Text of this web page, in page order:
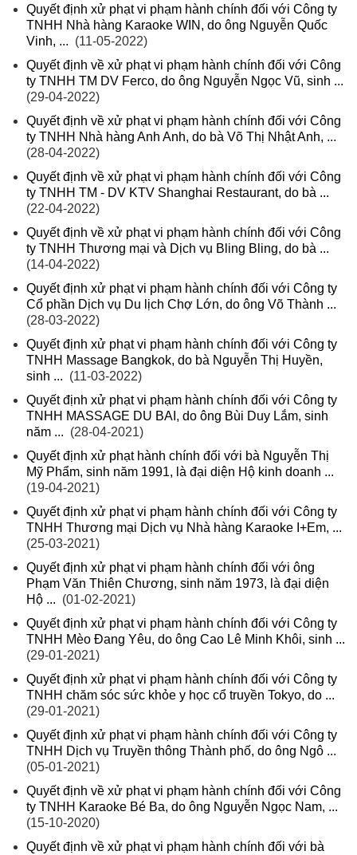
Quyết định xử phạt vi phạm hành chính đối với Công ty
TNHH Nhà hàng Karaoke WIN, do ông Nguyễn Quốc
Vinh, ... (11-05-2022)
Quyết định về xử phạt vi phạm hành chính đối với Công
ty TNHH TM DV Ferco, do ông Nguyễn Ngọc Vũ, sinh ...
(29-04-2022)
Quyết định về xử phạt vi phạm hành chính đối với Công
ty TNHH Nhà hàng Anh Anh, do bà Võ Thị Nhật Anh, ...
(28-04-2022)
Quyết định về xử phạt vi phạm hành chính đối với Công
ty TNHH TM - DV KTV Shanghai Restaurant, do bà ...
(22-04-2022)
Quyết định về xử phạt vi phạm hành chính đối với Công
ty TNHH Thương mại và Dịch vụ Bling Bling, do bà ...
(14-04-2022)
Quyết định xử phạt vi phạm hành chính đối với Công ty
Cổ phần Dịch vụ Du lịch Chợ Lớn, do ông Võ Thành ...
(28-03-2022)
Quyết định xử phạt vi phạm hành chính đối với Công ty
TNHH Massage Bangkok, do bà Nguyễn Thị Huyền,
sinh ... (11-03-2022)
Quyết định xử phạt vi phạm hành chính đối với Công ty
TNHH MASSAGE DU BAI, do ông Bùi Duy Lắm, sinh
năm ... (28-04-2021)
Quyết định xử phạt hành chính đối với bà Nguyễn Thị
Mỹ Phẩm, sinh năm 1991, là đại diện Hộ kinh doanh ...
(19-04-2021)
Quyết định xử phạt vi phạm hành chính đối với Công ty
TNHH Thương mại Dịch vụ Nhà hàng Karaoke I+Em, ...
(25-03-2021)
Quyết định xử phạt vi phạm hành chính đối với ông
Phạm Văn Thiên Chương, sinh năm 1973, là đại diện
Hộ ... (01-02-2021)
Quyết định xử phạt vi phạm hành chính đối với Công ty
TNHH Mèo Đang Yêu, do ông Cao Lê Minh Khôi, sinh ...
(29-01-2021)
Quyết định xử phạt vi phạm hành chính đối với Công ty
TNHH chăm sóc sức khỏe y học cổ truyền Tokyo, do ...
(29-01-2021)
Quyết định xử phạt vi phạm hành chính đối với Công ty
TNHH Dịch vụ Truyền thông Thành phố, do ông Ngô ...
(05-01-2021)
Quyết định về xử phạt vi phạm hành chính đối với Công
ty TNHH Karaoke Bé Ba, do ông Nguyễn Ngọc Nam, ...
(15-10-2020)
Quyết định về xử phạt vi phạm hành chính đối với bà